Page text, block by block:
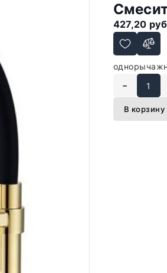
427,20
-
В корзину